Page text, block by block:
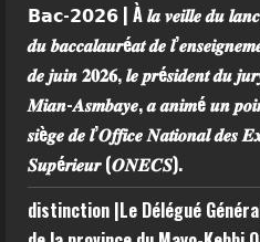
𝗕𝗮𝗰-𝟮𝟬𝟮𝟲 | À 𝒍𝒂 𝒗𝒆𝒊𝒍𝒍𝒆 𝒅𝒖
𝒅𝒖 𝒃𝒂𝒄𝒄𝒂𝒍𝒂𝒖𝒓é𝒂𝒕 𝒅𝒆
𝒅𝒆 𝒋𝒖𝒊𝒏 𝟐𝟎𝟐𝟔, 𝒍𝒆 𝒑𝒓é𝒔𝒊𝒅𝒆𝒏𝒕 𝒅𝒖
𝑴𝒊𝒂𝒏-𝑨𝒔𝒎𝒃𝒂𝒚𝒆, 𝒂 𝒂𝒏𝒊𝒎é 𝒖𝒏
𝒔𝒊è𝒈𝒆 𝒅𝒆 𝒍’𝑶𝒇𝒇𝒊𝒄𝒆 𝑵𝒂𝒕𝒊𝒐𝒏𝒂𝒍
𝑺𝒖𝒑é𝒓𝒊𝒆𝒖𝒓 (𝑶𝑵𝑬𝑪𝑺).
distinction |Le Délégué